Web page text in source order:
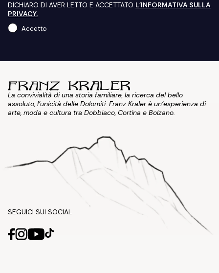
DICHIARO DI AVER LETTO E ACCETTATO L'INFORMATIVA SULLA
PRIVACY.
Accetto
La convivialità di una storia familiare, la ricerca del bello
assoluto, l'unicità delle Dolomiti. Franz Kraler è un'esperienza di
arte, moda e cultura tra Dobbiaco, Cortina e Bolzano.
SEGUICI SUI SOCIAL